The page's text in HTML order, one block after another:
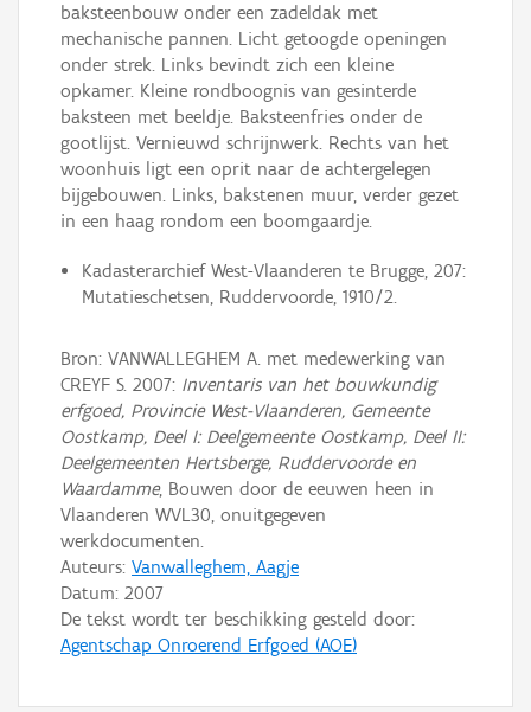
baksteenbouw onder een zadeldak met
mechanische pannen. Licht getoogde openingen
onder strek. Links bevindt zich een kleine
opkamer. Kleine rondboognis van gesinterde
baksteen met beeldje. Baksteenfries onder de
gootlijst. Vernieuwd schrijnwerk. Rechts van het
woonhuis ligt een oprit naar de achtergelegen
bijgebouwen. Links, bakstenen muur, verder gezet
in een haag rondom een boomgaardje.
Kadasterarchief West-Vlaanderen te Brugge, 207:
Mutatieschetsen, Ruddervoorde, 1910/2.
Bron: VANWALLEGHEM A. met medewerking van
CREYF S. 2007: Inventaris van het bouwkundig
erfgoed, Provincie West-Vlaanderen, Gemeente
Oostkamp, Deel I: Deelgemeente Oostkamp, Deel II:
Deelgemeenten Hertsberge, Ruddervoorde en
Waardamme, Bouwen door de eeuwen heen in
Vlaanderen WVL30, onuitgegeven
werkdocumenten.
Auteurs: Vanwalleghem, Aagje
Datum: 2007
De tekst wordt ter beschikking gesteld door:
Agentschap Onroerend Erfgoed (AOE)